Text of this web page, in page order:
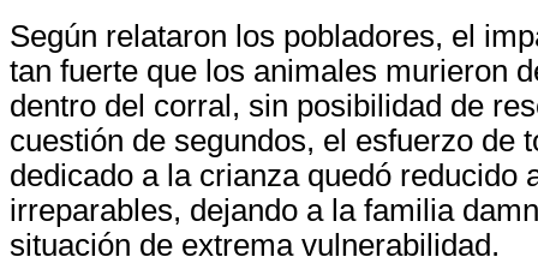
Según relataron los pobladores, el
tan fuerte que los animales murieron
dentro del corral, sin posibilidad de
cuestión de segundos, el esfuerzo de
dedicado a la crianza quedó reducido
irreparables, dejando a la familia
situación de extrema vulnerabilidad.